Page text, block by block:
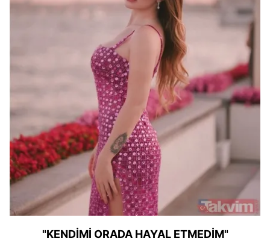
"KENDİMİ ORADA HAYAL ETMEDİM"